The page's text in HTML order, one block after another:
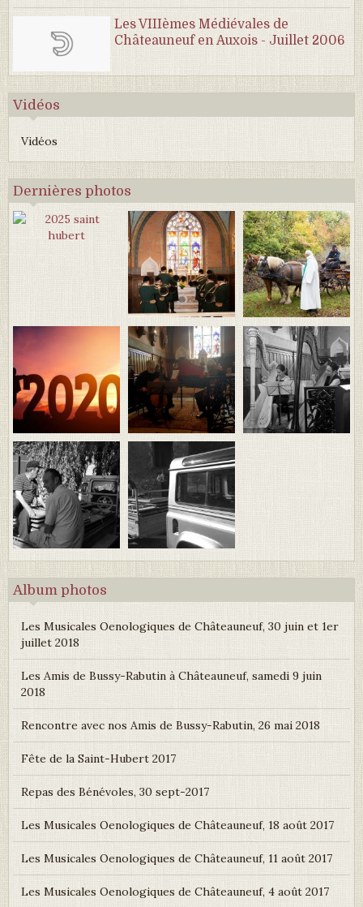
Les VIIIèmes Médiévales de
Châteauneuf en Auxois - Juillet 2006
Vidéos
Vidéos
Dernières photos
Album photos
Les Musicales Oenologiques de Châteauneuf, 30 juin et 1er
juillet 2018
Les Amis de Bussy-Rabutin à Châteauneuf, samedi 9 juin
2018
Rencontre avec nos Amis de Bussy-Rabutin, 26 mai 2018
Fête de la Saint-Hubert 2017
Repas des Bénévoles, 30 sept-2017
Les Musicales Oenologiques de Châteauneuf, 18 août 2017
Les Musicales Oenologiques de Châteauneuf, 11 août 2017
Les Musicales Oenologiques de Châteauneuf, 4 août 2017